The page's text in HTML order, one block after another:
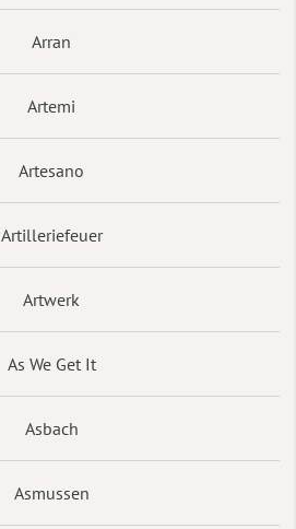
Arran
Artemi
Artesano
Artilleriefeuer
Artwerk
As We Get It
Asbach
Asmussen